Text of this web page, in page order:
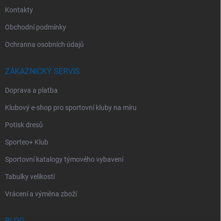
Kontakty
Obchodní podmínky
Ochranna osobních údajů
ZÁKAZNICKÝ SERVIS
Doprava a platba
Klubový e-shop pro sportovní kluby na míru
Potisk dresů
Sporteo+ Klub
Sportovní katalogy týmového vybavení
Tabulky velikostí
Vrácení a výměna zboží